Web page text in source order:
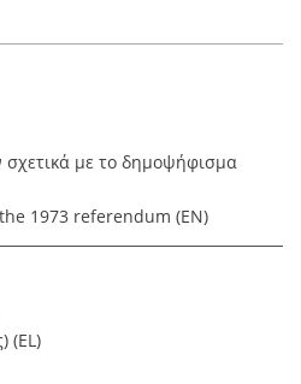
με το δημοψήφισμα
1973 referendum (EN)
(EL)